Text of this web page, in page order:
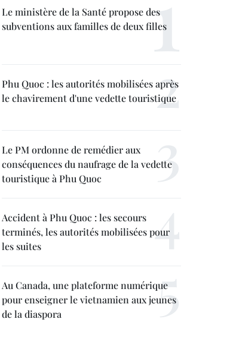
Le ministère de la Santé propose des
subventions aux familles de deux filles
Phu Quoc : les autorités mobilisées après
le chavirement d'une vedette touristique
Le PM ordonne de remédier aux
conséquences du naufrage de la vedette
touristique à Phu Quoc
Accident à Phu Quoc : les secours
terminés, les autorités mobilisées pour
les suites
Au Canada, une plateforme numérique
pour enseigner le vietnamien aux jeunes
de la diaspora